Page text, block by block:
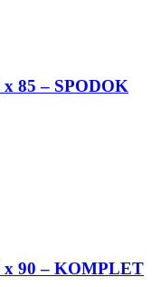
85 – SPODOK
x 90 – KOMPLET